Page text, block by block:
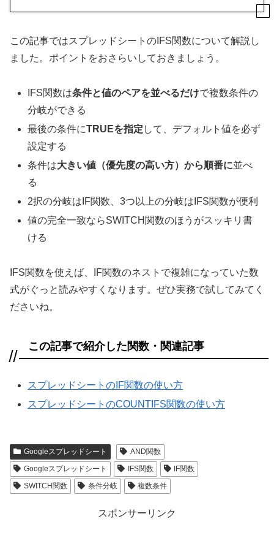
この記事ではスプレッドシートのIFS関数について解説し
ました。ポイントをおさらいしておきましょう。
IFS関数は条件と値のペアを並べるだけで複数条件の
分岐ができる
最後の条件にTRUEを指定 して、デフォルト値を必ず
設定する
条件は大きい値（優先度の高い方）から順番に並べ
る
2択の分岐はIF関数、3つ以上の分岐はIFS関数が便利
値の完全一致ならSWITCH関数のほうがスッキリ書
ける
IFS関数を使えば、IF関数のネストで複雑になっていた数
式がぐっと読みやすくなります。ぜひ実務で試してみてく
ださいね。
この記事で紹介した関数・関連記事
スプレッドシートのIF関数の使い方
スプレッドシートのCOUNTIFS関数の使い方
Googleスプレッドシート
AND関数
Googleスプレッドシート
IFS関数
IF関数
SWITCH関数
条件分岐 複数条件
スポンサーリンク